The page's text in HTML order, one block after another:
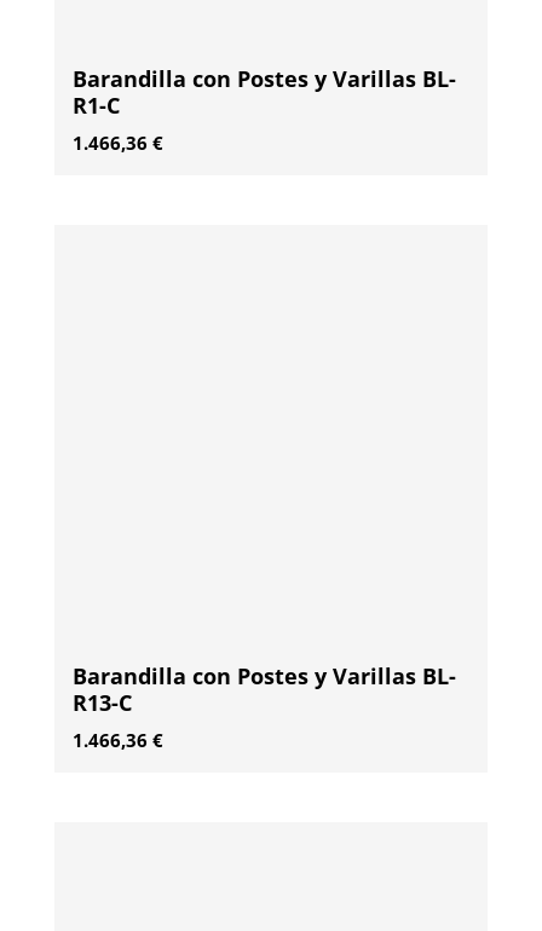
Barandilla con Postes y Varillas BL-
R1-C
1.466,36 €
Barandilla con Postes y Varillas BL-
R13-C
1.466,36 €